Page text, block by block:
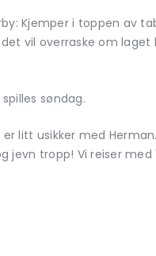
Kjemper i toppen av
vil overraske om laget
søndag.
litt usikker med
jevn tropp! Vi reiser med